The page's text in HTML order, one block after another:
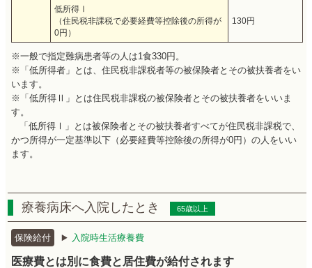
低所得Ⅰ
（住民税非課税で必要経費等控除後の所得が
0円）
130円
※一般で指定難病患者等の人は1食330円。
※「低所得者」とは、住民税非課税者等の被保険者とその被扶養者をい
います。
※「低所得Ⅱ」とは住民税非課税の被保険者とその被扶養者をいいま
す。
「低所得Ⅰ」とは被保険者とその被扶養者すべてが住民税非課税で、
かつ所得が一定基準以下（必要経費等控除後の所得が0円）の人をいい
ます。
療養病床へ入院したとき 65歳以上
保険給付 入院時生活療養費
医療費とは別に食費と居住費が給付されます